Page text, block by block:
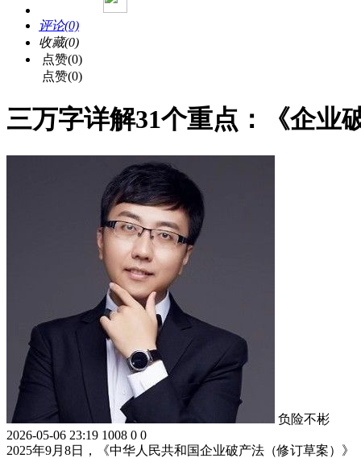
评论(0)
收藏(0)
点赞(0)
点赞(0)
三万字详解31个重点：《企业
负险不彬
2026-05-06 23:19 1008 0 0
2025年9月8日，《中华人民共和国企业破产法（修订草案）